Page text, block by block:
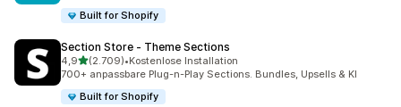
Built for Shopify
Section Store ‑ Theme Sections
4,9von 5 Sternen
(2.709)
2709 Rezensionen insgesamt
•Kostenlose Installation
700+ anpassbare Plug-n-Play Sections. Bundles, Upsells & KI
Built for Shopify